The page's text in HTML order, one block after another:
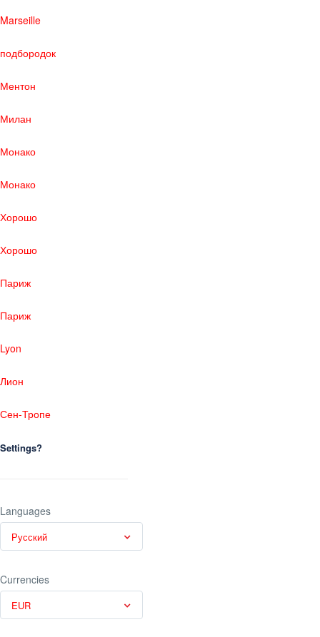
Marseille
подбородок
Ментон
Милан
Монако
Монако
Хорошо
Хорошо
Париж
Париж
Lyon
Лион
Сен-Тропе
Settings?
Languages
Русский
Currencies
EUR